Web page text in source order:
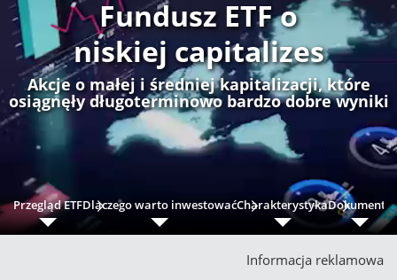
Fundusz ETF o
niskiej capitalizes
Akcje o małej i średniej kapitalizacji, które
osiągnęły długoterminowo bardzo dobre wyniki
Przegląd ETFDlaczego warto inwestowaćCharakterystykaDokumenty
Informacja reklamowa